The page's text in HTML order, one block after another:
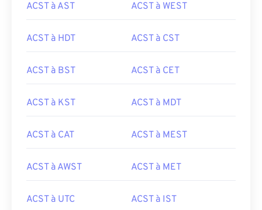
ACST à AST ACST à WEST
ACST à HDT ACST à CST
ACST à BST ACST à CET
ACST à KST ACST à MDT
ACST à CAT ACST à MEST
ACST à AWST ACST à MET
ACST à UTC ACST à IST